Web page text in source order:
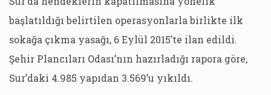
başlatıldığı belirtilen operasyonlarla birlikte ilk
sokağa çıkma yasağı, 6 Eylül 2015’te ilan edildi.
Şehir Plancıları Odası’nın hazırladığı rapora göre,
Sur’daki 4.985 yapıdan 3.569’u yıkıldı.